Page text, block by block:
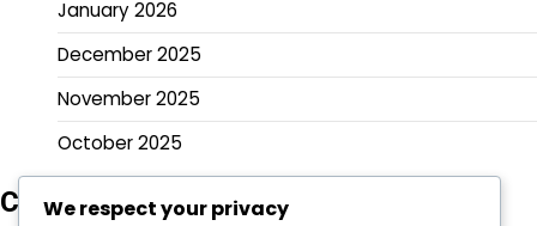
January 2026
December 2025
November 2025
October 2025
Categories
We respect your privacy